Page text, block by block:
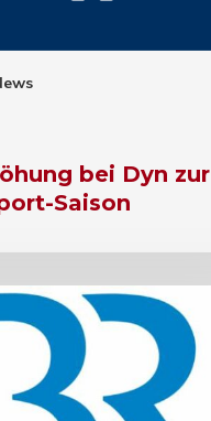
bei Dyn zur
Saison